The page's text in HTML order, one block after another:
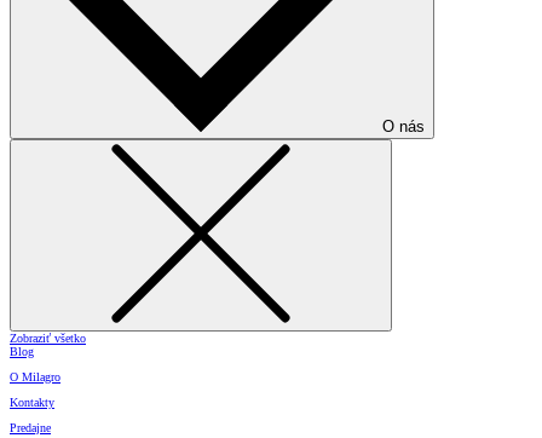
O nás
Zobraziť všetko
Blog
O Milagro
Kontakty
Predajne